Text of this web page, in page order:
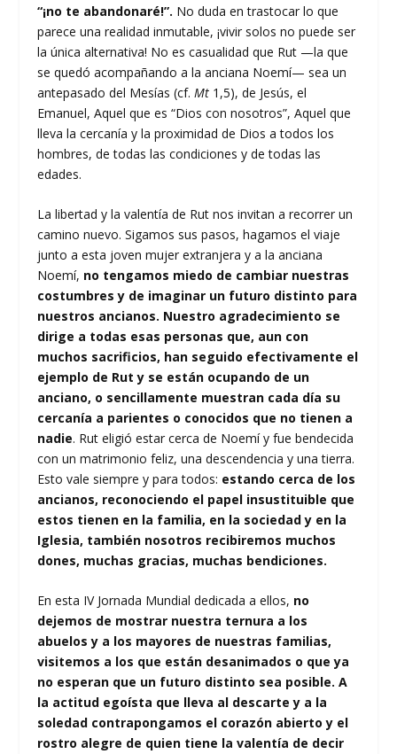
“¡no te abandonaré!”. No duda en trastocar lo que
parece una realidad inmutable, ¡vivir solos no puede ser
la única alternativa! No es casualidad que Rut —la que
se quedó acompañando a la anciana Noemí— sea un
antepasado del Mesías (cf.Mt 1,5), de Jesús, el
Emanuel, Aquel que es “Dios con nosotros”, Aquel que
lleva la cercanía y la proximidad de Dios a todos los
hombres, de todas las condiciones y de todas las
edades.
La libertad y la valentía de Rut nos invitan a recorrer un
camino nuevo. Sigamos sus pasos, hagamos el viaje
junto a esta joven mujer extranjera y a la anciana
Noemí, no tengamos miedo de cambiar nuestras
costumbres y de imaginar un futuro distinto para
nuestros ancianos. Nuestro agradecimiento se
dirige a todas esas personas que, aun con
muchos sacrificios, han seguido efectivamente el
ejemplo de Rut y se están ocupando de un
anciano, o sencillamente muestran cada día su
cercanía a parientes o conocidos que no tienen a
nadie. Rut eligió estar cerca de Noemí y fue bendecida
con un matrimonio feliz, una descendencia y una tierra.
Esto vale siempre y para todos: estando cerca de los
ancianos, reconociendo el papel insustituible que
estos tienen en la familia, en la sociedad y en la
Iglesia, también nosotros recibiremos muchos
dones, muchas gracias, muchas bendiciones.
En esta IV Jornada Mundial dedicada a ellos, no
dejemos de mostrar nuestra ternura a los
abuelos y a los mayores de nuestras familias,
visitemos a los que están desanimados o que ya
no esperan que un futuro distinto sea posible. A
la actitud egoísta que lleva al descarte y a la
soledad contrapongamos el corazón abierto y el
rostro alegre de quien tiene la valentía de decir